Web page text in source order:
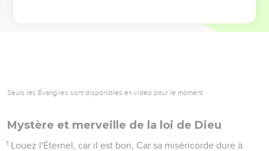
Seuls les Évangiles sont disponibles en vidéo pour le moment.
Mystère et merveille de la loi de Dieu
1 Louez l'Éternel, car il est bon, Car sa miséricorde dure à